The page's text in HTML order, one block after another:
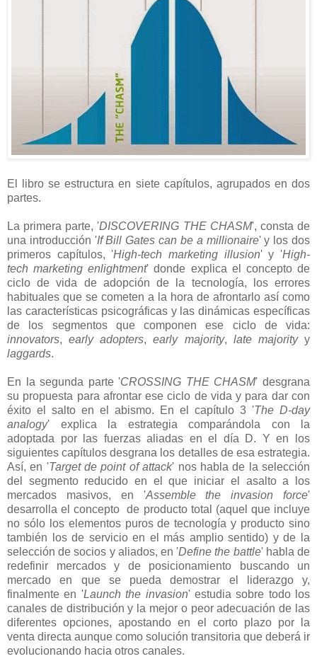
El libro se estructura en siete capítulos, agrupados en dos
partes.
La primera parte, 'DISCOVERING THE CHASM', consta de
una introducción 'If Bill Gates can be a millionaire' y los dos
primeros capítulos, 'High-tech marketing illusion' y 'High-
tech marketing enlightment' donde explica el concepto de
ciclo de vida de adopción de la tecnología, los errores
habituales que se cometen a la hora de afrontarlo así como
las características psicográficas y las dinámicas específicas
de los segmentos que componen ese ciclo de vida:
innovators,early adopters,early majority, late majorityy
laggards.
En la segunda parte 'CROSSING THE CHASM' desgrana
su propuesta para afrontar ese ciclo de vida y para dar con
éxito el salto en el abismo. En el capítulo 3 'The D-day
analogy' explica la estrategia comparándola con la
adoptada por las fuerzas aliadas en el día D. Y en los
siguientes capítulos desgrana los detalles de esa estrategia.
Así, en 'Target de point of attack' nos habla de la selección
del segmento reducido en el que iniciar el asalto a los
mercados masivos, en 'Assemble the invasion force'
desarrolla el concepto de producto total (aquel que incluye
no sólo los elementos puros de tecnología y producto sino
también los de servicio en el más amplio sentido) y de la
selección de socios y aliados, en 'Define the battle' habla de
redefinir mercados y de posicionamiento buscando un
mercado en que se pueda demostrar el liderazgo y,
finalmente en 'Launch the invasion' estudia sobre todo los
canales de distribución y la mejor o peor adecuación de las
diferentes opciones, apostando en el corto plazo por la
venta directa aunque como solución transitoria que deberá ir
evolucionando hacia otros canales.